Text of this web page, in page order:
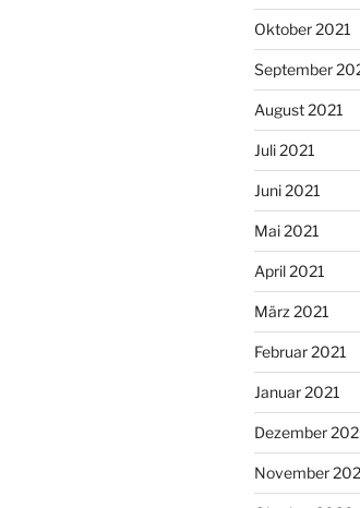
Oktober 2021
September
August 2021
Juli 2021
Juni 2021
Mai 2021
April 2021
März 2021
Februar 2021
Januar 2021
Dezember
November